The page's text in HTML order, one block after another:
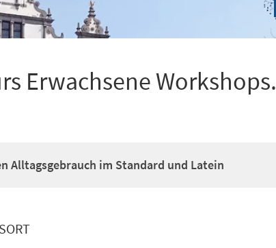
Erwachsene Workshops.
Alltagsgebrauch im Standard und Latein